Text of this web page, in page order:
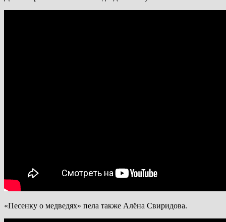
«Песенку о медведях» пела также Алёна Свиридова.